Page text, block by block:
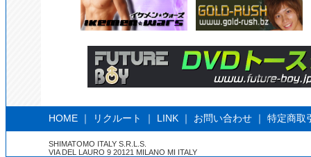
HOME ｜ リクルート ｜ LINK ｜ お問い合わせ ｜ 特定商取
SHIMATOMO ITALY S.R.L.S.
VIA DEL LAURO 9 20121 MILANO MI ITALY